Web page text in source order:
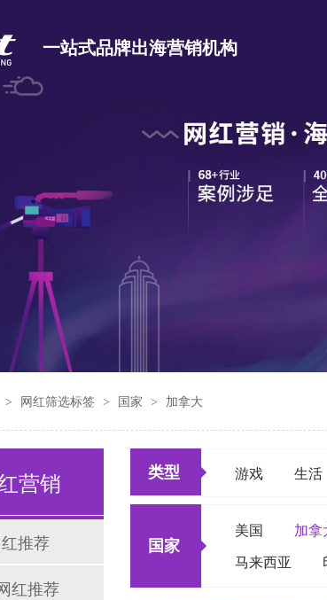
一站式品牌出海营销机构
> 网红筛选标签 > 国家 > 加拿大
类型 游戏 生活
国家
美国 加拿
马来西亚
营销
推荐
红推荐
外营销